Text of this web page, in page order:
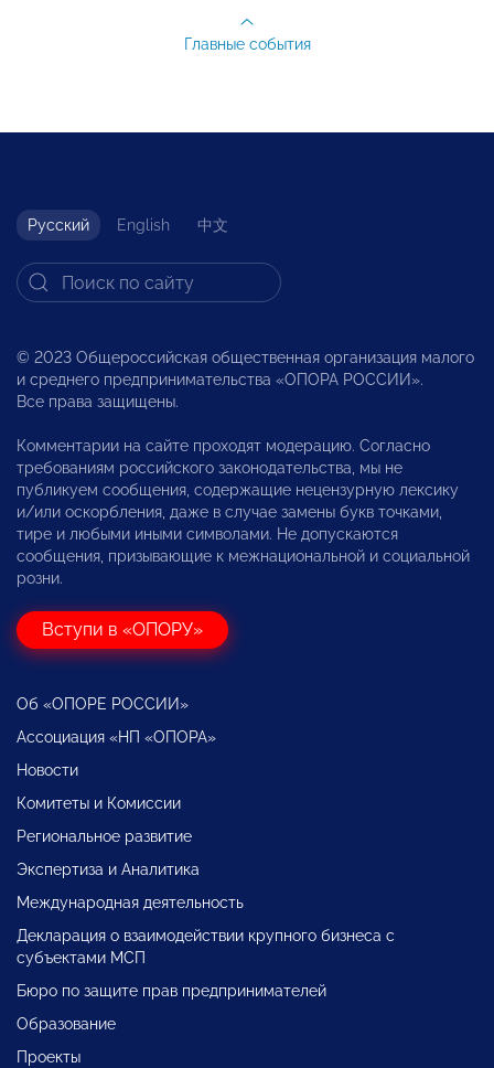
Главные события
Русский English 中文
© 2023 Общероссийская общественная организация малого
и среднего предпринимательства «ОПОРА РОССИИ».
Все права защищены.
Комментарии на сайте проходят модерацию. Согласно
требованиям российского законодательства, мы не
публикуем сообщения, содержащие нецензурную лексику
и/или оскорбления, даже в случае замены букв точками,
тире и любыми иными символами. Не допускаются
сообщения, призывающие к межнациональной и социальной
розни.
Вступи в «ОПОРУ»
Об «ОПОРЕ РОССИИ»
Ассоциация «НП «ОПОРА»
Новости
Комитеты и Комиссии
Региональное развитие
Экспертиза и Аналитика
Международная деятельность
Декларация о взаимодействии крупного бизнеса с
субъектами МСП
Бюро по защите прав предпринимателей
Образование
Проекты